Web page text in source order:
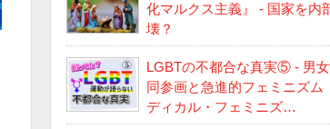
化マルクス主義』 - 国家を内
壊？
LGBTの不都合な真実⑤ - 男
同参画と急進的フェミニズム
ディカル・フェミニズ…